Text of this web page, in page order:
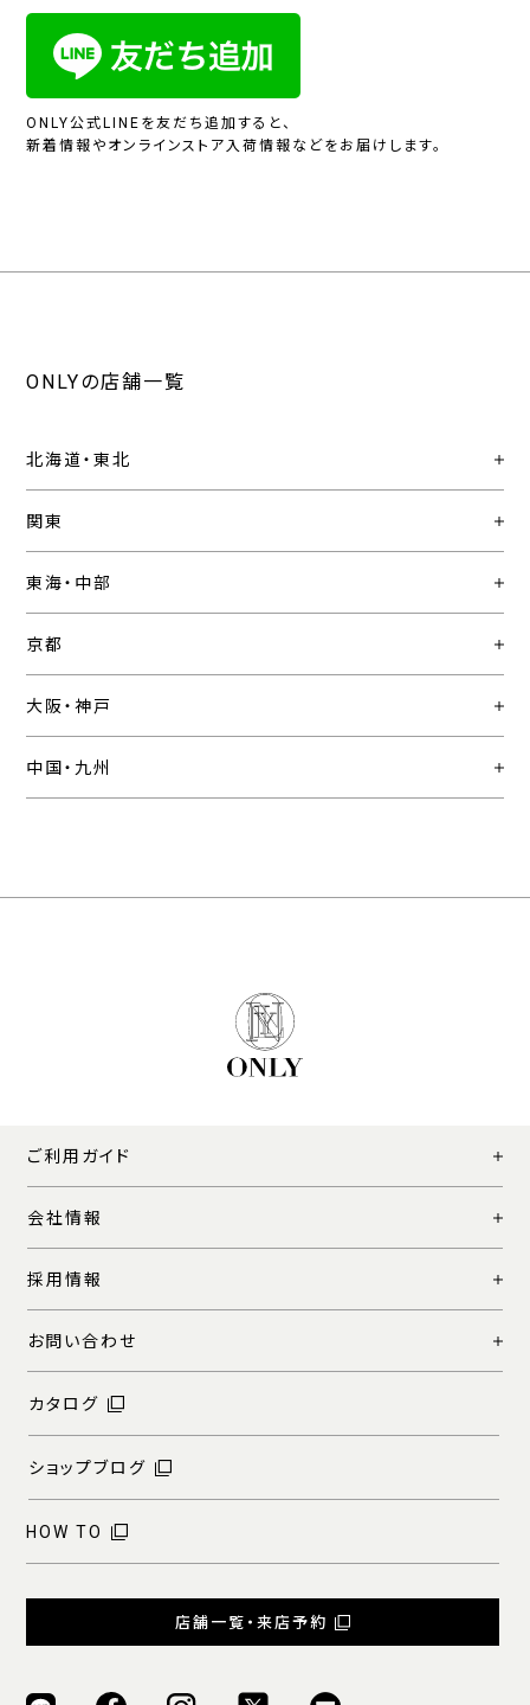
ONLY公式LINEを友だち追加すると、
新着情報やオンラインストア入荷情報などをお届けします。
ONLYの店舗一覧
北海道・東北
関東
東海・中部
京都
大阪・神戸
中国・九州
ご利用ガイド
会社情報
採用情報
お問い合わせ
カタログ
ショップブログ
HOW TO
店舗一覧・来店予約